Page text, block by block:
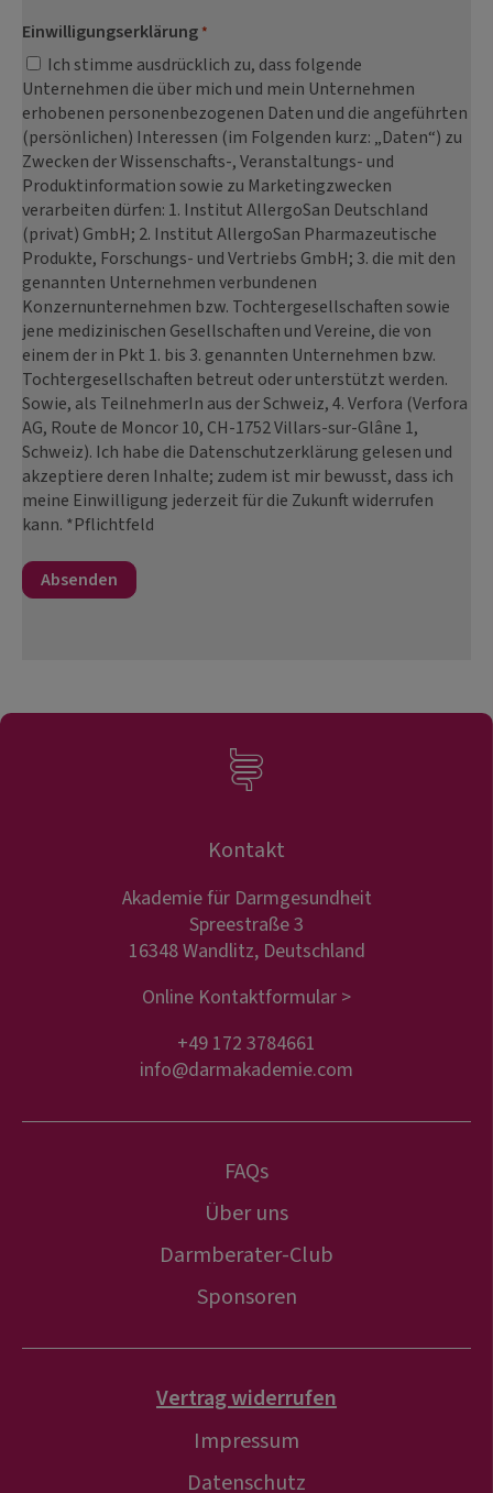
Einwilligungserklärung *
Ich stimme ausdrücklich zu, dass folgende
Unternehmen die über mich und mein Unternehmen
erhobenen personenbezogenen Daten und die angeführten
(persönlichen) Interessen (im Folgenden kurz: „Daten“) zu
Zwecken der Wissenschafts-, Veranstaltungs- und
Produktinformation sowie zu Marketingzwecken
verarbeiten dürfen: 1. Institut AllergoSan Deutschland
(privat) GmbH; 2. Institut AllergoSan Pharmazeutische
Produkte, Forschungs- und Vertriebs GmbH; 3. die mit den
genannten Unternehmen verbundenen
Konzernunternehmen bzw. Tochtergesellschaften sowie
jene medizinischen Gesellschaften und Vereine, die von
einem der in Pkt 1. bis 3. genannten Unternehmen bzw.
Tochtergesellschaften betreut oder unterstützt werden.
Sowie, als TeilnehmerIn aus der Schweiz, 4. Verfora (Verfora
AG, Route de Moncor 10, CH-1752 Villars-sur-Glâne 1,
Schweiz). Ich habe die Datenschutzerklärung gelesen und
akzeptiere deren Inhalte; zudem ist mir bewusst, dass ich
meine Einwilligung jederzeit für die Zukunft widerrufen
kann. *Pflichtfeld
Kontakt
Akademie für Darmgesundheit
Spreestraße 3
16348 Wandlitz, Deutschland
Online Kontaktformular >
+49 172 3784661
info@darmakademie.com
FAQs
Über uns
Darmberater-Club
Sponsoren
Vertrag widerrufen
Impressum
Datenschutz